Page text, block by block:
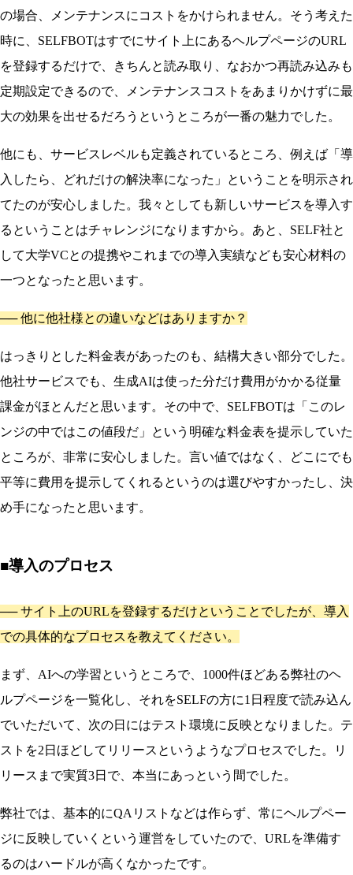
の場合、メンテナンスにコストをかけられません。そう考えた
時に、SELFBOTはすでにサイト上にあるヘルプページのURL
を登録するだけで、きちんと読み取り、なおかつ再読み込みも
定期設定できるので、メンテナンスコストをあまりかけずに最
大の効果を出せるだろうというところが一番の魅力でした。
他にも、サービスレベルも定義されているところ、例えば「導
入したら、どれだけの解決率になった」ということを明示され
てたのが安心しました。我々としても新しいサービスを導入す
るということはチャレンジになりますから。あと、SELF社と
して大学VCとの提携やこれまでの導入実績なども安心材料の
一つとなったと思います。
── 他に他社様との違いなどはありますか？
はっきりとした料金表があったのも、結構大きい部分でした。
他社サービスでも、生成AIは使った分だけ費用がかかる従量
課金がほとんだと思います。その中で、SELFBOTは「このレ
ンジの中ではこの値段だ」という明確な料金表を提示していた
ところが、非常に安心しました。言い値ではなく、どこにでも
平等に費用を提示してくれるというのは選びやすかったし、決
め手になったと思います。
■導入のプロセス
── サイト上のURLを登録するだけということでしたが、導入
での具体的なプロセスを教えてください。
まず、AIへの学習というところで、1000件ほどある弊社のヘ
ルプページを一覧化し、それをSELFの方に1日程度で読み込ん
でいただいて、次の日にはテスト環境に反映となりました。テ
ストを2日ほどしてリリースというようなプロセスでした。リ
リースまで実質3日で、本当にあっという間でした。
弊社では、基本的にQAリストなどは作らず、常にヘルプペー
ジに反映していくという運営をしていたので、URLを準備す
るのはハードルが高くなかったです。